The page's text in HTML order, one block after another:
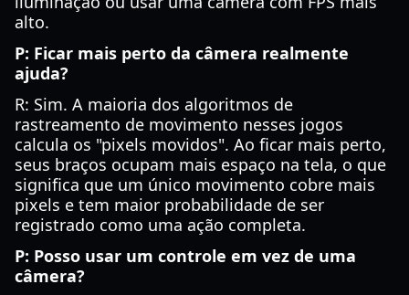
alto.
P: Ficar mais perto da câmera realmente
ajuda?
R: Sim. A maioria dos algoritmos de
rastreamento de movimento nesses jogos
calcula os "pixels movidos". Ao ficar mais perto,
seus braços ocupam mais espaço na tela, o que
significa que um único movimento cobre mais
pixels e tem maior probabilidade de ser
registrado como uma ação completa.
P: Posso usar um controle em vez de uma
câmera?